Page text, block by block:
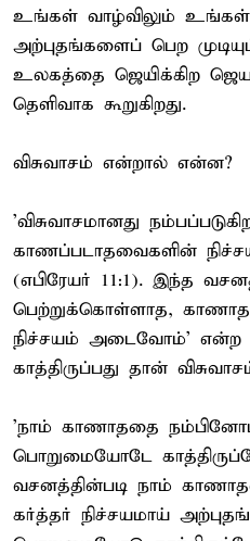
உங்கள் வாழ்விலும்
அற்புதங்களைப் பெற
உலகத்தை ஜெயிக்கிற
தெளிவாக கூறுகிறது.
விசுவாசம் என்றால் என்ன?
'விசுவாசமானது
காணப்படாதவைகளின்
(எபிரேயர் 11:1). இந்த
பெற்றுக்கொள்ளாத,
நிச்சயம் அடைவோம்' என்ற
காத்திருப்பது தான்
'நாம் காணாததை
பொறுமையோடே
வசனத்தின்படி நாம்
கர்த்தர் நிச்சயமாய்